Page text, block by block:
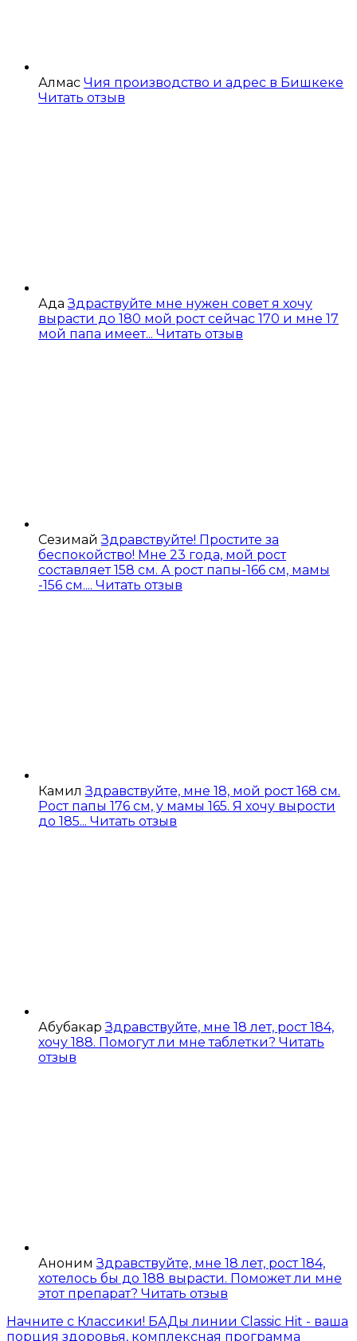
Алмас Чия производство и адрес в Бишкеке
Читать отзыв
Ада Здраствуйте мне нужен совет я хочу
вырасти до 180 мой рост сейчас 170 и мне 17
мой папа имеет... Читать отзыв
Сезимай Здравствуйте! Простите за
беспокойство! Мне 23 года, мой рост
составляет 158 см. А рост папы-166 см, мамы
-156 см.... Читать отзыв
Камил Здравствуйте, мне 18, мой рост 168 см.
Рост папы 176 см, у мамы 165. Я хочу вырости
до 185... Читать отзыв
Абубакар Здравствуйте, мне 18 лет, рост 184,
хочу 188. Помогут ли мне таблетки? Читать
отзыв
Аноним Здравствуйте, мне 18 лет, рост 184,
хотелось бы до 188 вырасти. Поможет ли мне
этот препарат? Читать отзыв
Начните с Классики! БАДы линии Classic Hit - ваша
порция здоровья, комплексная программа